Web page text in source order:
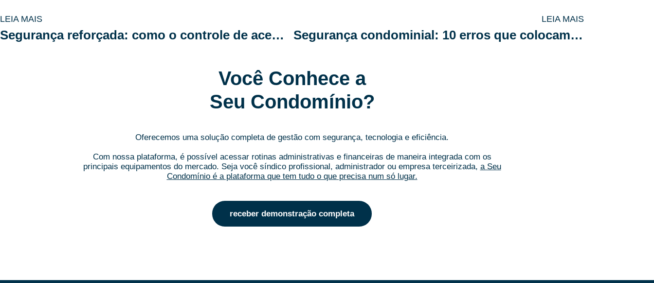
LEIA MAIS
Segurança reforçada: como o controle de acesso remoto evita invasões no condomínio
LEIA MAIS
Segurança condominial: 10 erros que colocam os moradores em risco
Você Conhece a
Seu Condomínio?
Oferecemos uma solução completa de gestão com segurança, tecnologia e eficiência.
Com nossa plataforma, é possível acessar rotinas administrativas e financeiras de maneira integrada com os
principais equipamentos do mercado. Seja você síndico profissional, administrador ou empresa terceirizada, a Seu
Condomínio é a plataforma que tem tudo o que precisa num só lugar.
receber demonstração completa